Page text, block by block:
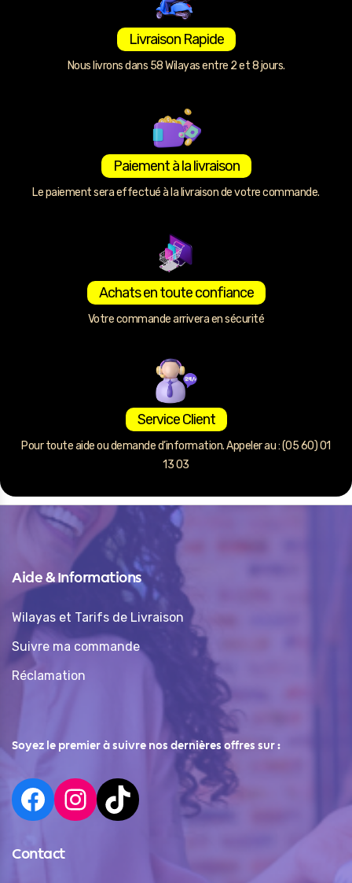
Livraison Rapide
Nous livrons dans 58 Wilayas entre 2 et 8 jours.
Paiement à la livraison
Le paiement sera effectué à la livraison de votre commande.
Achats en toute confiance
Votre commande arrivera en sécurité
Service Client
Pour toute aide ou demande d’information. Appeler au : (05 60) 01
13 03
Aide & Informations
Wilayas et Tarifs de Livraison
Suivre ma commande
Réclamation
Soyez le premier à suivre nos dernières offres sur :
Contact